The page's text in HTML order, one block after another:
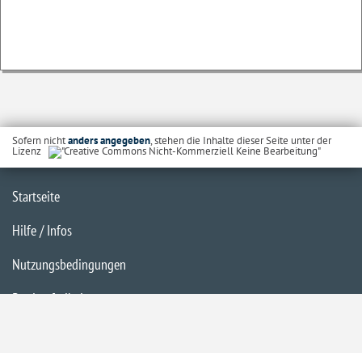
Sofern nichtanders angegeben, stehen die Inhalte dieser Seite unter der
Lizenz
Startseite
Hilfe / Infos
Nutzungsbedingungen
Barrierefreiheit